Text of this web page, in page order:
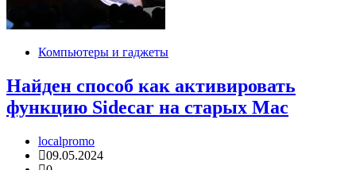
Компьютеры и гаджеты
Найден способ как активировать
функцию Sidecar на старых Mac
localpromo
09.05.2024